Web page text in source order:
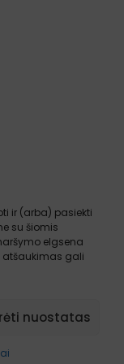
ir (arba) pasiekti
su šiomis
elgsena
atšaukimas gali
nuostatas